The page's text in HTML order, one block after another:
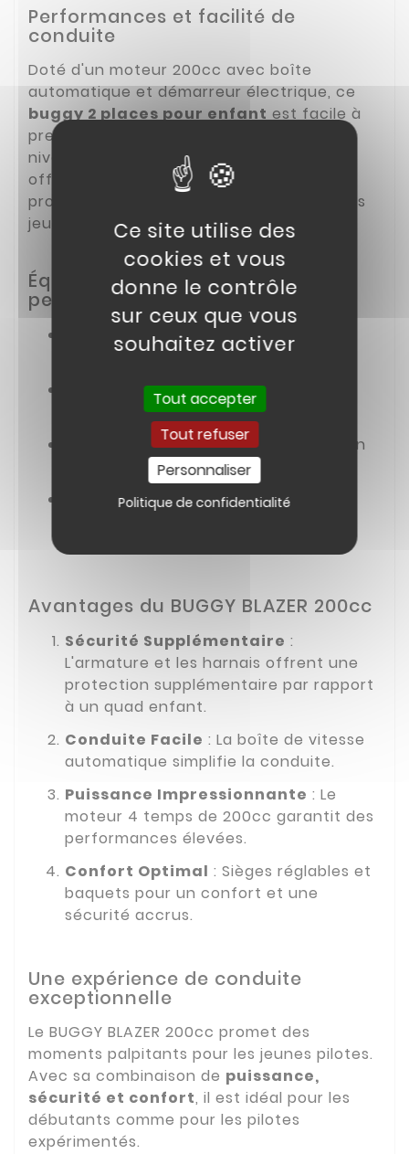
Performances et facilité de
conduite
Doté d'un moteur 200cc avec boîte
automatique et démarreur électrique, ce
buggy 2 places pour enfant est facile à
prendre en main, convenant à tous les
niveaux d'expérience. Le moteur 4 temps
offre des reprises impressionnantes,
promettant des sensations fortes pour les
jeunes pilotes.
Équipement complet et confort
personnalisé
Démarrage électriqueavec
recharge de batterie automatique
Démarrage au lanceurpour une
fiabilité accrue
Siège conducteur réglable
pour un
confort personnalisé
Siège baquet et ceinture de
Avantages du BUGGY BLAZER 200cc
Sécurité Supplémentaire :
L'armature et les harnais offrent une
protection supplémentaire par rapport
à un quad enfant.
Conduite Facile : La boîte de vitesse
automatique simplifie la conduite.
Puissance Impressionnante : Le
moteur 4 temps de 200cc garantit des
performances élevées.
Confort Optimal : Sièges réglables et
baquets pour un confort et une
sécurité accrus.
Une expérience de conduite
exceptionnelle
Le BUGGY BLAZER 200cc promet des
moments palpitants pour les jeunes pilotes.
Avec sa combinaison de puissance,
sécurité et confort, il est idéal pour les
débutants comme pour les pilotes
expérimentés.
Ce site utilise des
cookies et vous
donne le contrôle
sur ceux que vous
souhaitez activer
Tout accepter
Tout refuser
Personnaliser
Politique de confidentialité